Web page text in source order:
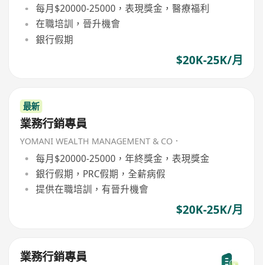
每月$20000-25000，表現獎金，醫療福利
在職培訓，晉升機會
銀行假期
$20K-25K/月
最新
業務行銷專員
YOMANI WEALTH MANAGEMENT & CO．
每月$20000-25000，年終獎金，表現獎金
銀行假期，PRC假期，全薪病假
提供在職培訓，有晉升機會
$20K-25K/月
業務行銷專員